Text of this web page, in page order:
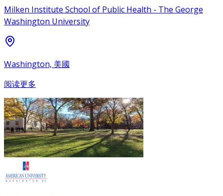
Milken Institute School of Public Health - The George
Washington University
Washington, 美國
阅读更多